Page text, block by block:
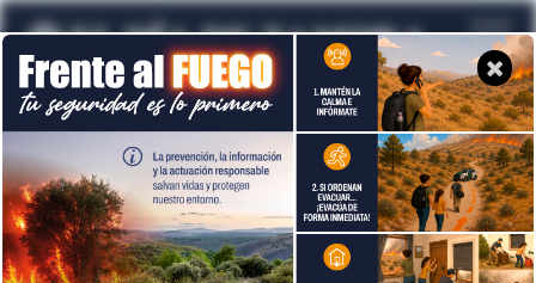
Temas de actualidad Champion Lige